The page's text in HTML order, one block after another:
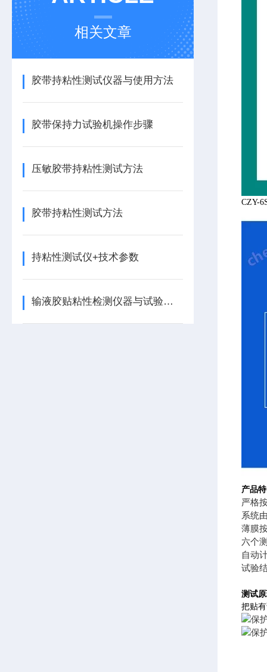
相关文章
胶带持粘性测试仪器与使用方法
胶带保持力试验机操作步骤
压敏胶带持粘性测试方法
胶带持粘性测试方法
持粘性测试仪+技术参数
输液胶贴粘性检测仪器与试验步骤
产品
严格
系统
薄膜
六个
自动
试验
测试
把贴